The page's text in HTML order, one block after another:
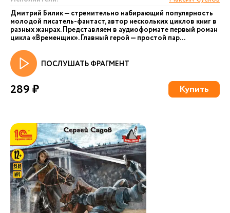
Дмитрий Билик — стремительно набирающий популярность
молодой писатель-фантаст, автор нескольких циклов книг в
разных жанрах. Представляем в аудиоформате первый роман
цикла «Временщик». Главный герой — простой пар...
ПОСЛУШАТЬ ФРАГМЕНТ
289 ₽ Купить